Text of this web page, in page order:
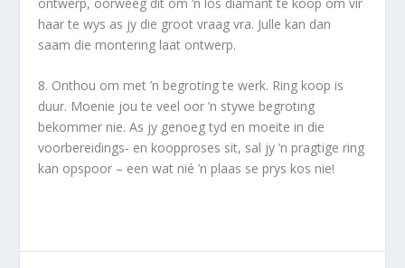
haar te wys as jy die groot vraag vra. Julle kan dan
saam die montering laat ontwerp.
8. Onthou om met ’n begroting te werk. Ring koop is
duur. Moenie jou te veel oor ’n stywe begroting
bekommer nie. As jy genoeg tyd en moeite in die
voorbereidings- en koopproses sit, sal jy ’n pragtige ring
kan opspoor – een wat nié ’n plaas se prys kos nie!